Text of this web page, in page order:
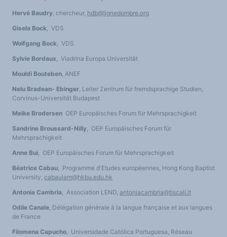
Les acteurs du plurilinguisme
Multilinguismes et plurilinguismes
Dynamique des langues
Langues et histoire
Langues, sciences et philosophie
Science ouverte
Langues et pouvoirs
Terminologie
DOSSIERS THÉMATIQUES
Education et recherche
Economique et social
Accès au dictionnaire des anglicismes
Accéder à la plateforme pour la traduction (en construction)
Accès à la banque de données Relations internationales
ACTUALITÉS/EVENEMENTS
Manifestations
Les victoires du plurilinguisme
Courrier des lecteurs
Annonces
Anglicismes-anglicisation
Humour et plurilinguisme
Hervé Baudry, chercheur, hdb@lignedombre.org
Gisela Bock, VDS
Wolfgang Bock, VDS
Sylvie Bordaux, Viadrina Europa Universität
Mouldi Bouteben, ANEF
Nelu Bradean- Ebinger, Leiter Zentrum für fremdsprachige Studien,
Corvinus-Universität Budapest
Meike Brodersen OEP Europäisches Forum für Mehrsprachigkeit
Sandrine Broussard-Nilly, OEP Europäisches Forum für
Mehrsprachigkeit
Anne Bui, OEP Europäisches Forum für Mehrsprachigkeit
Béatrice Cabau, Programme d'Etudes européennes, Hong Kong Baptist
University, cabaulam@hkbu.edu.hk
Antonia Cambria, Association LEND, antoniacambria@tiscali.it
Odile Canale, Délégation générale à la langue française et aux langues
de France
Filomena Capucho, Universidade Católica Portuguesa, Réseau